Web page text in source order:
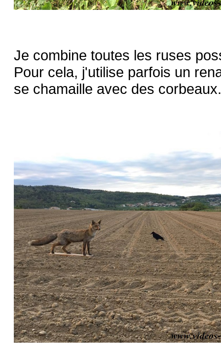
Je combine toutes les ruses
Pour cela, j'utilise parfois un
se chamaille avec des corbeaux.